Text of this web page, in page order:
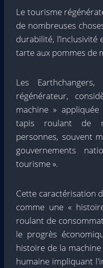
Le tourisme
de nombreuses
durabilité, l’inclusivité
tarte aux pommes de
Les
régénérateur,
machine »
tapis roulant de
personnes, souvent
gouvernements
tourisme ».
Cette caractérisation
comme une «
roulant de
le progrès
histoire de la
humaine impliquant